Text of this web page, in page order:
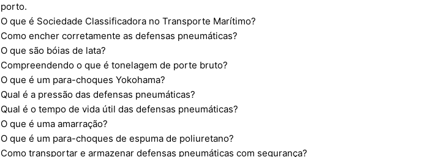
porto.
O que é Sociedade Classificadora no Transporte Marítimo?
Como encher corretamente as defensas pneumáticas?
O que são bóias de lata?
Compreendendo o que é tonelagem de porte bruto?
O que é um para-choques Yokohama?
Qual é a pressão das defensas pneumáticas?
Qual é o tempo de vida útil das defensas pneumáticas?
O que é uma amarração?
O que é um para-choques de espuma de poliuretano?
Como transportar e armazenar defensas pneumáticas com segurança?